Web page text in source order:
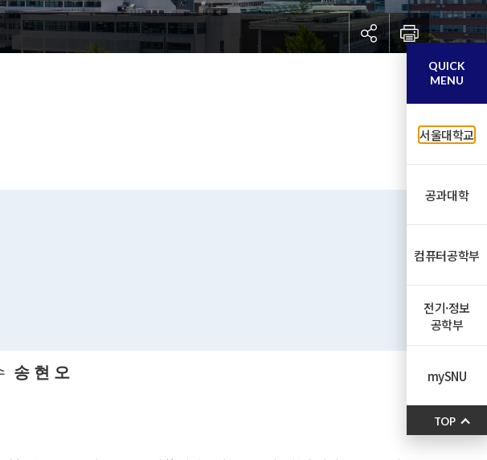
송 현 오
QUICK
MENU
서울대학교
공과대학
컴퓨터공학부
전기·정보
공학부
mySNU
TOP